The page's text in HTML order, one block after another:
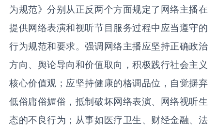
为规范》分别从正反两个方面规定了网络主播在
提供网络表演和视听节目服务过程中应当遵守的
行为规范和要求。强调网络主播应坚持正确政治
方向、舆论导向和价值取向，积极践行社会主义
核心价值观；应坚持健康的格调品位，自觉摒弃
低俗庸俗媚俗，抵制破坏网络表演、网络视听生
态的不良行为；从事如医疗卫生、财经金融、法